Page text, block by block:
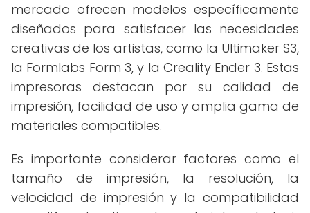
mercado ofrecen modelos específicamente
diseñados para satisfacer las necesidades
creativas de los artistas, como la Ultimaker S3,
la Formlabs Form 3, y la Creality Ender 3. Estas
impresoras destacan por su calidad de
impresión, facilidad de uso y amplia gama de
materiales compatibles.
Es importante considerar factores como el
tamaño de impresión, la resolución, la
velocidad de impresión y la compatibilidad